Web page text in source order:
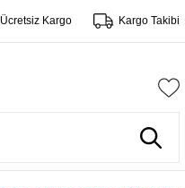
Ücretsiz Kargo Kargo Takibi